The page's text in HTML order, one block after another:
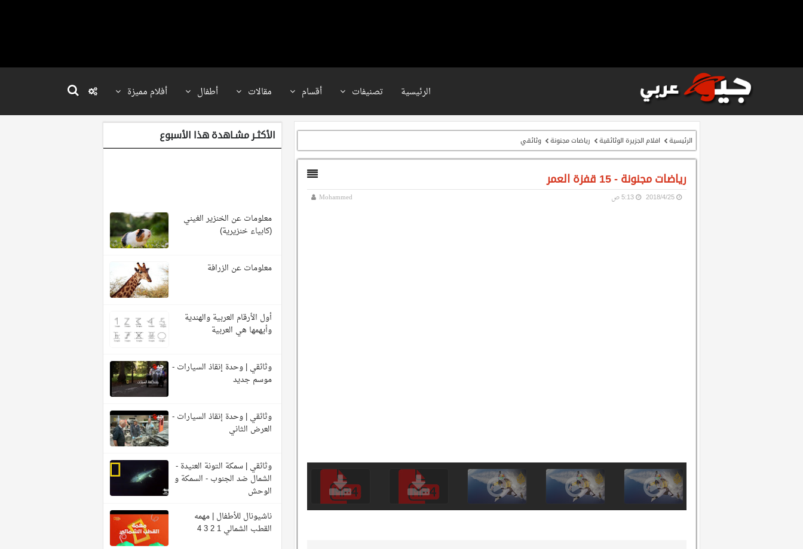
الرئيسية تصنيفات أقسام مقالات أطفال أفلام مميزة
الرئيسية افلام الجزيرة الوثائقية رياضات مجنونة وثائقي
رياضات مجنونة - 15 قفزة العمر
Mohammed 25‏/4‏/2018 5:13 ص
الأكثـر مشـاهدة هذا الأسبوع
معلومات عن الخنزير الغيني
(كابياء خنزيرية)
معلومات عن الزرافة
أول الأرقام العربية والهندية
وأيهمها هي العربية
وثائقي | وحدة إنقاذ السيارات -
موسم جديد
وثائقي | وحدة إنقاذ السيارات -
العرض الثاني
وثائقي | سمكة التونة العنيدة -
الشمال ضد الجنوب - السمكة و
الوحش
ناشيونال للأطفال | مهمه
القطب الشمالي 1 2 3 4